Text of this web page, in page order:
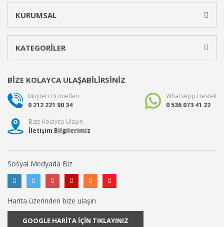
KURUMSAL
KATEGORİLER
BİZE KOLAYCA ULAŞABİLİRSİNİZ
Müşteri Hizmetleri
0 212 221 90 34
WhatsApp Destek
0 536 073 41 22
Bize Kolayca Ulaşın
İletişim Bilgilerimiz
Sosyal Medyada Biz
Harita üzerinden bize ulaşın
GOOGLE HARİTA İÇİN TIKLAYINIZ